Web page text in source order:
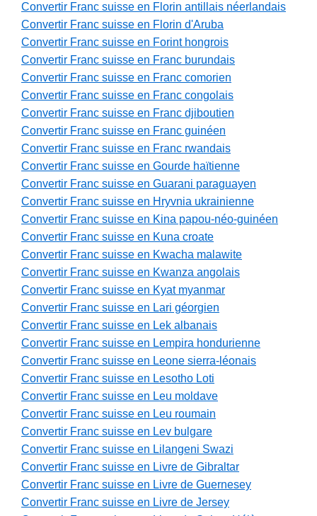
Convertir Franc suisse en Florin antillais néerlandais
Convertir Franc suisse en Florin d'Aruba
Convertir Franc suisse en Forint hongrois
Convertir Franc suisse en Franc burundais
Convertir Franc suisse en Franc comorien
Convertir Franc suisse en Franc congolais
Convertir Franc suisse en Franc djiboutien
Convertir Franc suisse en Franc guinéen
Convertir Franc suisse en Franc rwandais
Convertir Franc suisse en Gourde haïtienne
Convertir Franc suisse en Guarani paraguayen
Convertir Franc suisse en Hryvnia ukrainienne
Convertir Franc suisse en Kina papou-néo-guinéen
Convertir Franc suisse en Kuna croate
Convertir Franc suisse en Kwacha malawite
Convertir Franc suisse en Kwanza angolais
Convertir Franc suisse en Kyat myanmar
Convertir Franc suisse en Lari géorgien
Convertir Franc suisse en Lek albanais
Convertir Franc suisse en Lempira hondurienne
Convertir Franc suisse en Leone sierra-léonais
Convertir Franc suisse en Lesotho Loti
Convertir Franc suisse en Leu moldave
Convertir Franc suisse en Leu roumain
Convertir Franc suisse en Lev bulgare
Convertir Franc suisse en Lilangeni Swazi
Convertir Franc suisse en Livre de Gibraltar
Convertir Franc suisse en Livre de Guernesey
Convertir Franc suisse en Livre de Jersey